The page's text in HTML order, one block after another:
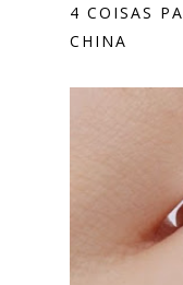
4 COISAS
CHINA